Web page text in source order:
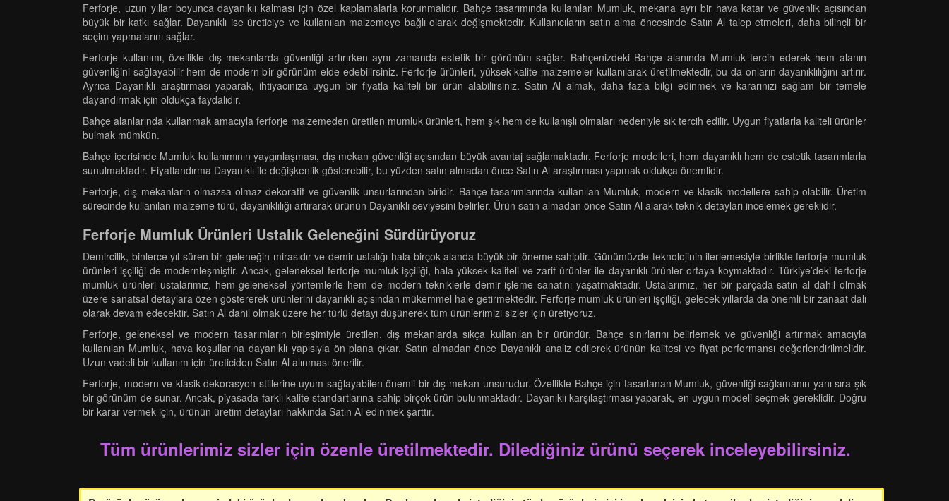
Ferforje, uzun yıllar boyunca dayanıklı kalması için özel kaplamalarla korunmalıdır. Bahçe tasarımında kullanılan Mumluk, mekana ayrı bir hava katar ve güvenlik açısından
büyük bir katkı sağlar. Dayanıklı ise üreticiye ve kullanılan malzemeye bağlı olarak değişmektedir. Kullanıcıların satın alma öncesinde Satın Al talep etmeleri, daha bilinçli bir
seçim yapmalarını sağlar.
Ferforje kullanımı, özellikle dış mekanlarda güvenliği artırırken aynı zamanda estetik bir görünüm sağlar. Bahçenizdeki Bahçe alanında Mumluk tercih ederek hem alanın
güvenliğini sağlayabilir hem de modern bir görünüm elde edebilirsiniz. Ferforje ürünleri, yüksek kalite malzemeler kullanılarak üretilmektedir, bu da onların dayanıklılığını artırır.
Ayrıca Dayanıklı araştırması yaparak, ihtiyacınıza uygun bir fiyatla kaliteli bir ürün alabilirsiniz. Satın Al almak, daha fazla bilgi edinmek ve kararınızı sağlam bir temele
dayandırmak için oldukça faydalıdır.
Bahçe alanlarında kullanmak amacıyla ferforje malzemeden üretilen mumluk ürünleri, hem şık hem de kullanışlı olmaları nedeniyle sık tercih edilir. Uygun fiyatlarla kaliteli ürünler
bulmak mümkün.
Bahçe içerisinde Mumluk kullanımının yaygınlaşması, dış mekan güvenliği açısından büyük avantaj sağlamaktadır. Ferforje modelleri, hem dayanıklı hem de estetik tasarımlarla
sunulmaktadır. Fiyatlandırma Dayanıklı ile değişkenlik gösterebilir, bu yüzden satın almadan önce Satın Al araştırması yapmak oldukça önemlidir.
Ferforje, dış mekanların olmazsa olmaz dekoratif ve güvenlik unsurlarından biridir. Bahçe tasarımlarında kullanılan Mumluk, modern ve klasik modellere sahip olabilir. Üretim
sürecinde kullanılan malzeme türü, dayanıklılığı artırarak ürünün Dayanıklı seviyesini belirler. Ürün satın almadan önce Satın Al alarak teknik detayları incelemek gereklidir.
Ferforje Mumluk Ürünleri Ustalık Geleneğini Sürdürüyoruz
Demircilik, binlerce yıl süren bir geleneğin mirasıdır ve demir ustalığı hala birçok alanda büyük bir öneme sahiptir. Günümüzde teknolojinin ilerlemesiyle birlikte ferforje mumluk
ürünleri işçiliği de modernleşmiştir. Ancak, geleneksel ferforje mumluk işçiliği, hala yüksek kaliteli ve zarif ürünler ile dayanıklı ürünler ortaya koymaktadır. Türkiye’deki ferforje
mumluk ürünleri ustalarımız, hem geleneksel yöntemlerle hem de modern tekniklerle demir işleme sanatını yaşatmaktadır. Ustalarımız, her bir parçada satın al dahil olmak
üzere sanatsal detaylara özen göstererek ürünlerini dayanıklı açısından mükemmel hale getirmektedir. Ferforje mumluk ürünleri işçiliği, gelecek yıllarda da önemli bir zanaat dalı
olarak devam edecektir. Satın Al dahil olmak üzere her türlü detayı düşünerek tüm ürünlerimizi sizler için üretiyoruz.
Ferforje, geleneksel ve modern tasarımların birleşimiyle üretilen, dış mekanlarda sıkça kullanılan bir üründür. Bahçe sınırlarını belirlemek ve güvenliği artırmak amacıyla
kullanılan Mumluk, hava koşullarına dayanıklı yapısıyla ön plana çıkar. Satın almadan önce Dayanıklı analiz edilerek ürünün kalitesi ve fiyat performansı değerlendirilmelidir.
Uzun vadeli bir kullanım için üreticiden Satın Al alınması önerilir.
Ferforje, modern ve klasik dekorasyon stillerine uyum sağlayabilen önemli bir dış mekan unsurudur. Özellikle Bahçe için tasarlanan Mumluk, güvenliği sağlamanın yanı sıra şık
bir görünüm de sunar. Ancak, piyasada farklı kalite standartlarına sahip birçok ürün bulunmaktadır. Dayanıklı karşılaştırması yaparak, en uygun modeli seçmek gereklidir. Doğru
bir karar vermek için, ürünün üretim detayları hakkında Satın Al edinmek şarttır.
Tüm ürünlerimiz sizler için özenle üretilmektedir. Dilediğiniz ürünü seçerek inceleyebilirsiniz.